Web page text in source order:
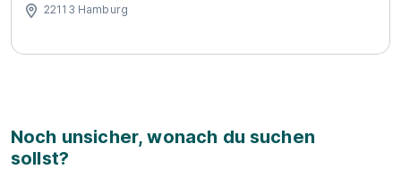
22113 Hamburg
Noch unsicher, wonach du suchen
sollst?